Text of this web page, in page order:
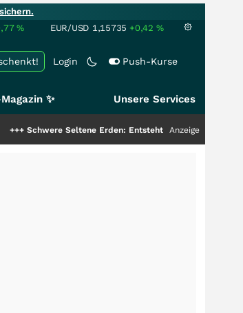
% EUR/USD 1,15735 +0,42 %
Login Push-Kurse
✨ Unsere Services
Schwere Seltene Erden: Entsteht hier die nächste
Anzeige